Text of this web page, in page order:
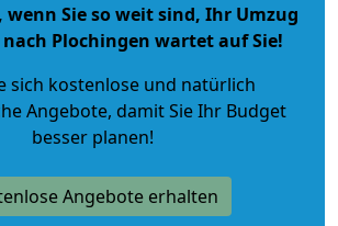
wenn Sie so weit sind, Ihr Umzug
Plochingen wartet auf Sie!
sich kostenlose und natürlich
Angebote, damit Sie Ihr Budget
besser planen!
Angebote erhalten